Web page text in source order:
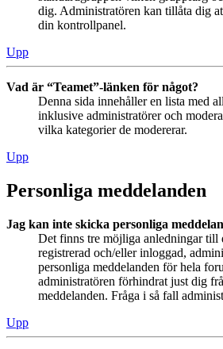
dig. Administratören kan tillåta dig
din kontrollpanel.
Upp
Vad är “Teamet”-länken för något?
Denna sida innehåller en lista med
inklusive administratörer och
vilka kategorier de modererar.
Upp
Personliga meddelanden
Jag kan inte skicka personliga
Det finns tre möjliga anledningar till
registrerad och/eller inloggad,
personliga meddelanden för hela
administratören förhindrat just dig
meddelanden. Fråga i så fall
Upp